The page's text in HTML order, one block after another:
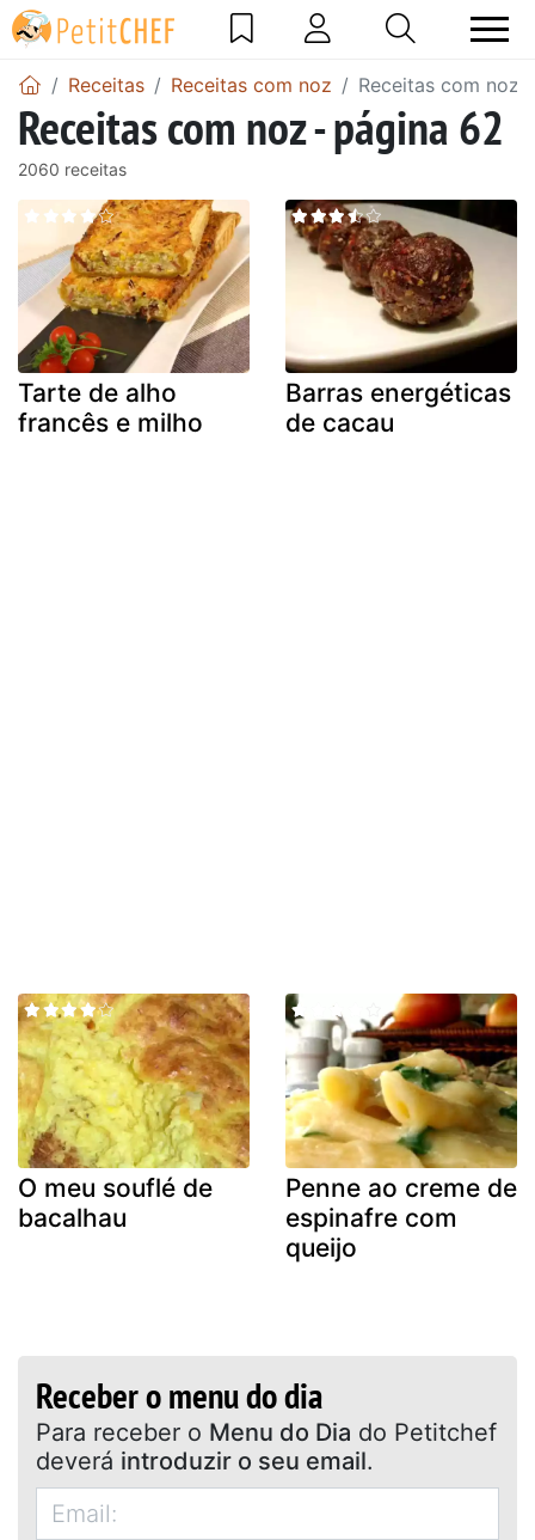
Receitas Receitas com noz Receitas com noz
Receitas com noz - página 62
2060 receitas
Tarte de alho
francês e milho
Barras energéticas
de cacau
O meu souflé de
bacalhau
Penne ao creme de
espinafre com
queijo
Receber o menu do dia
Para receber o Menu do Dia do Petitchef
deverá introduzir o seu email.